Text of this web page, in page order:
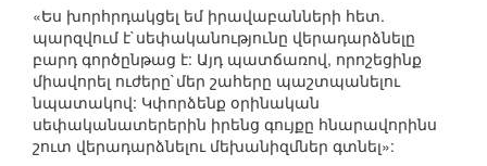
«Ես խորհրդակցել եմ իրավաբանների հետ.
պարզվում է`սեփականությունը վերադարձնելը
բարդ գործընթաց է: Այդ պատճառով, որոշեցինք
միավորել ուժերը`մեր շահերը պաշտպանելու
նպատակով: Կփորձենք օրինական
սեփականատերերին իրենց գույքը հնարավորինս
շուտ վերադարձնելու մեխանիզմներ գտնել»: